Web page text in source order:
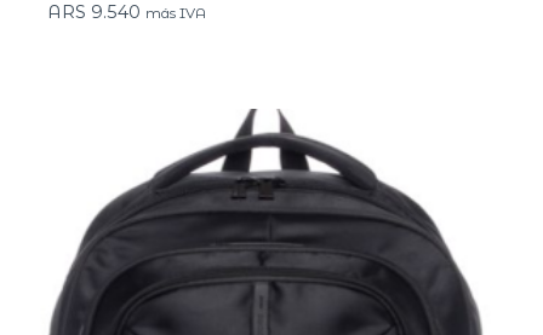
ARS 9.540 más IVA